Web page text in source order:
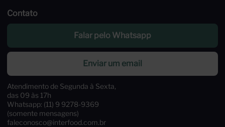
Contato
Falar pelo Whatsapp
Enviar um email
Atendimento de Segunda à Sexta,
das 09 às 17h
Whatsapp: (11) 9 9278-9369
(somente mensagens)
faleconosco@interfood.com.br